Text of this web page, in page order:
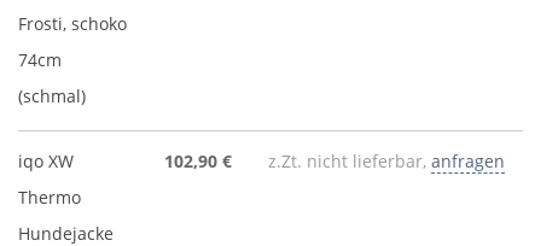
Frosti, schoko
74cm
(schmal)
iqo XW
Thermo
Hundejacke
102,90 € z.Zt. nicht lieferbar, anfragen